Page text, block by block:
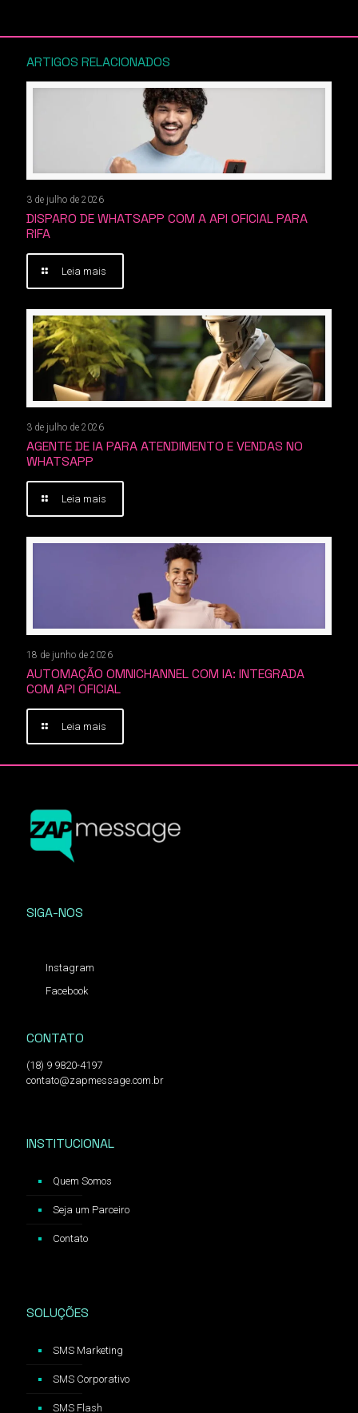
ARTIGOS RELACIONADOS
3 de julho de 2026
DISPARO DE WHATSAPP COM A API OFICIAL PARA
RIFA
Leia mais
3 de julho de 2026
AGENTE DE IA PARA ATENDIMENTO E VENDAS NO
WHATSAPP
Leia mais
18 de junho de 2026
AUTOMAÇÃO OMNICHANNEL COM IA: INTEGRADA
COM API OFICIAL
Leia mais
SIGA-NOS
Instagram
Facebook
CONTATO
(18) 9 9820-4197
contato@zapmessage.com.br
INSTITUCIONAL
Quem Somos
Seja um Parceiro
Contato
SOLUÇÕES
SMS Marketing
SMS Corporativo
SMS Flash